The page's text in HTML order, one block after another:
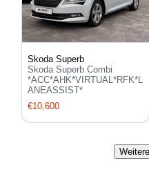
Skoda Superb
Skoda Superb Combi
*ACC*AHK*VIRTUAL*RFK*L
ANEASSIST*
€10,600